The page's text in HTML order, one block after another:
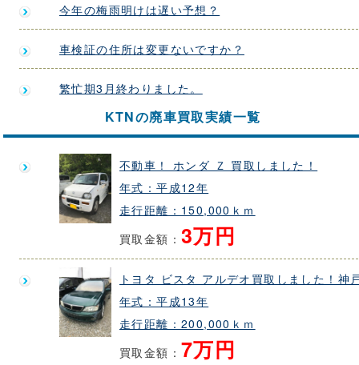
今年の梅雨明けは遅い予想？
車検証の住所は変更ないですか？
繁忙期3月終わりました。
KTNの廃車買取実績一覧
不動車！ ホンダ Ｚ 買取しました！
年式：平成12年
走行距離：150,000ｋｍ
買取金額： 3万円
トヨタ ビスタ アルデオ買取しました！神
年式：平成13年
走行距離：200,000ｋｍ
買取金額： 7万円